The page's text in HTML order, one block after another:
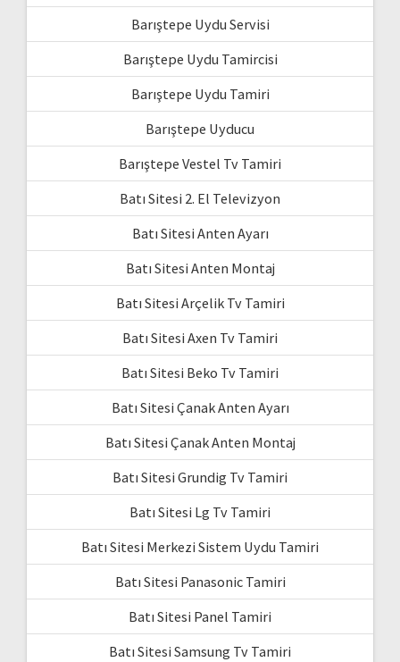
Barıştepe Uydu Servisi
Barıştepe Uydu Tamircisi
Barıştepe Uydu Tamiri
Barıştepe Uyducu
Barıştepe Vestel Tv Tamiri
Batı Sitesi 2. El Televizyon
Batı Sitesi Anten Ayarı
Batı Sitesi Anten Montaj
Batı Sitesi Arçelik Tv Tamiri
Batı Sitesi Axen Tv Tamiri
Batı Sitesi Beko Tv Tamiri
Batı Sitesi Çanak Anten Ayarı
Batı Sitesi Çanak Anten Montaj
Batı Sitesi Grundig Tv Tamiri
Batı Sitesi Lg Tv Tamiri
Batı Sitesi Merkezi Sistem Uydu Tamiri
Batı Sitesi Panasonic Tamiri
Batı Sitesi Panel Tamiri
Batı Sitesi Samsung Tv Tamiri